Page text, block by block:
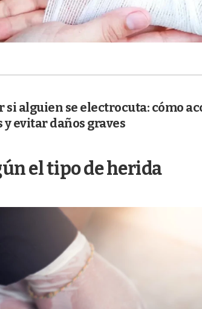
si alguien se electrocuta: cómo
evitar daños graves
el tipo de herida